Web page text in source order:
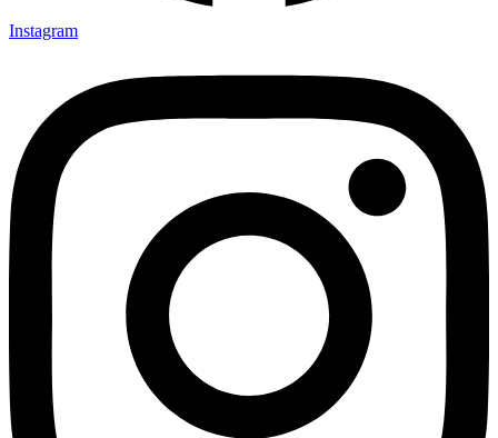
Instagram